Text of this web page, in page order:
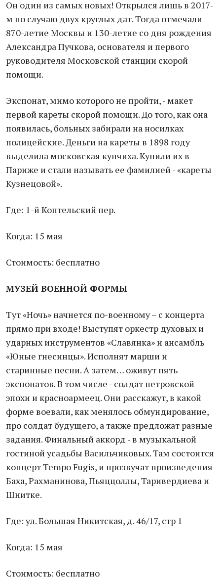
Он один из самых новых! Открылся лишь в 2017-
м по случаю двух круглых дат. Тогда отмечали
870-летие Москвы и 130-летие со дня рождения
Александра Пучкова, основателя и первого
руководителя Московской станции скорой
помощи.
Экспонат, мимо которого не пройти, - макет
первой кареты скорой помощи. До того, как она
появилась, больных забирали на носилках
полицейские. Деньги на кареты в 1898 году
выделила московская купчиха. Купили их в
Париже и стали называть ее фамилией - «кареты
Кузнецовой».
Где: 1-й Коптельский пер.
Когда: 15 мая
Стоимость: бесплатно
МУЗЕЙ ВОЕННОЙ ФОРМЫ
Тут «Ночь» начнется по-военному – с концерта
прямо при входе! Выступят оркестр духовых и
ударных инструментов «Славянка» и ансамбль
«Юные гнесинцы». Исполнят марши и
старинные песни. А затем… оживут пять
экспонатов. В том числе - солдат петровской
эпохи и красноармеец. Они расскажут, в какой
форме воевали, как менялось обмундирование,
про солдат будущего, а также предложат разные
задания. Финальный аккорд - в музыкальной
гостиной усадьбы Васильчиковых. Там состоится
концерт Tempo Fugis, и прозвучат произведения
Баха, Рахманинова, Пьяццоллы, Таривердиева и
Шнитке.
Где: ул. Большая Никитская, д. 46/17, стр 1
Когда: 15 мая
Стоимость: бесплатно